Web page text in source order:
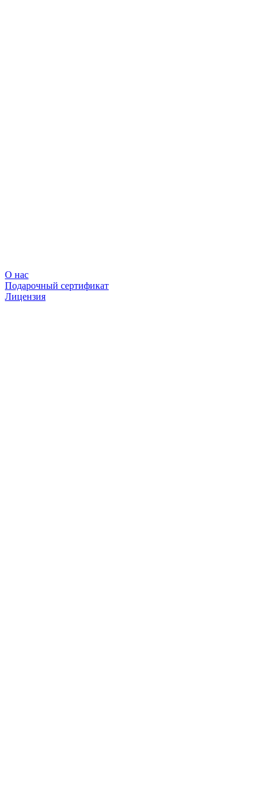
О нас
Подарочный сертификат
Лицензия